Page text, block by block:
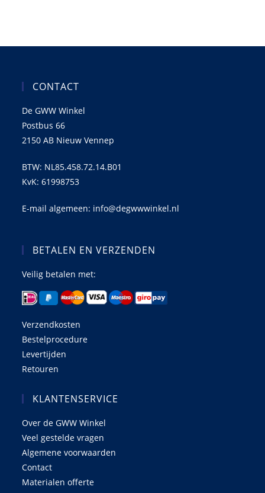
CONTACT
De GWW Winkel
Postbus 66
2150 AB Nieuw Vennep
BTW: NL85.458.72.14.B01
KvK: 61998753
E-mail algemeen: info@degwwwinkel.nl
BETALEN EN VERZENDEN
Veilig betalen met:
Verzendkosten
Bestelprocedure
Levertijden
Retouren
KLANTENSERVICE
Over de GWW Winkel
Veel gestelde vragen
Algemene voorwaarden
Contact
Materialen offerte